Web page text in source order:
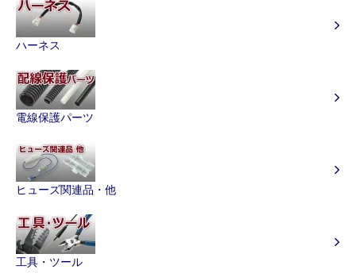
ハーネス
電線保護パーツ
ヒューズ関連品・他
工具・ツール